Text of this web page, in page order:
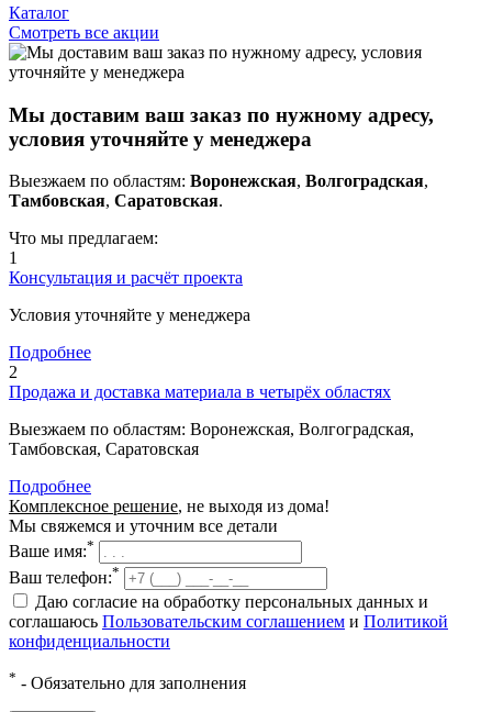
Каталог
Смотреть все акции
Мы доставим ваш заказ по нужному адресу,
условия уточняйте у менеджера
Выезжаем по областям: Воронежская, Волгоградская,
Тамбовская, Саратовская.
Что мы предлагаем:
1
Консультация и расчёт проекта
Условия уточняйте у менеджера
Подробнее
2
Продажа и доставка материала в четырёх областях
Выезжаем по областям: Воронежская, Волгоградская,
Тамбовская, Саратовская
Подробнее
Комплексное решение, не выходя из дома!
Мы свяжемся и уточним все детали
Ваше имя:*
Ваш телефон:*
Даю согласие на обработку персональных данных и
соглашаюсь Пользовательским соглашением и Политикой
конфиденциальности
* - Обязательно для заполнения